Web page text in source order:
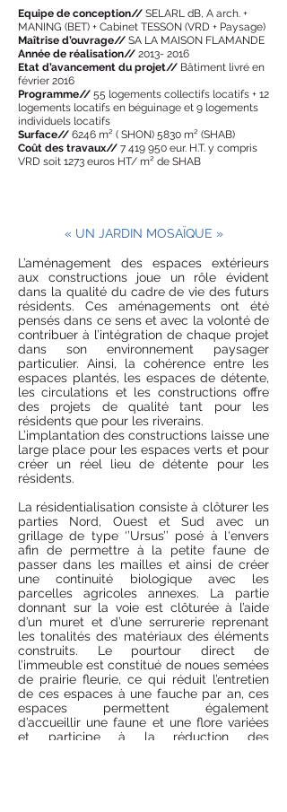
Equipe de conception// SELARL dB, A arch. +
MANING (BET) + Cabinet TESSON (VRD + Paysage)
Maîtrise d’ouvrage// SA LA MAISON FLAMANDE
Année de réalisation// 2013- 2016
Etat d’avancement du projet// Bâtiment livré en
février 2016
Programme// 55 logements collectifs locatifs + 12
logements locatifs en béguinage et 9 logements
individuels locatifs
Surface// 6246 m² ( SHON) 5830 m² (SHAB)
Coût des travaux// 7 419 950 eur. H.T. y compris
VRD soit 1273 euros HT/ m² de SHAB
« UN JARDIN MOSAÏQUE »
L’aménagement des espaces extérieurs
aux constructions joue un rôle évident
dans la qualité du cadre de vie des futurs
résidents. Ces aménagements ont été
pensés dans ce sens et avec la volonté de
contribuer à l’intégration de chaque projet
dans son environnement paysager
particulier. Ainsi, la cohérence entre les
espaces plantés, les espaces de détente,
les circulations et les constructions offre
des projets de qualité tant pour les
résidents que pour les riverains.
L’implantation des constructions laisse une
large place pour les espaces verts et pour
créer un réel lieu de détente pour les
résidents.
La résidentialisation consiste à clôturer les
parties Nord, Ouest et Sud avec un
grillage de type ‘’Ursus’’ posé à l‘envers
afin de permettre à la petite faune de
passer dans les mailles et ainsi de créer
une continuité biologique avec les
parcelles agricoles annexes. La partie
donnant sur la voie est clôturée à l’aide
d’un muret et d’une serrurerie reprenant
les tonalités des matériaux des éléments
construits. Le pourtour direct de
l’immeuble est constitué de noues semées
de prairie fleurie, ce qui réduit l’entretien
de ces espaces à une fauche par an, ces
espaces permettent également
d’accueillir une faune et une flore variées
et participe à la réduction des